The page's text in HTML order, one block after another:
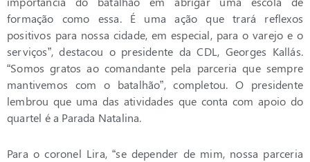
formação como essa. É uma ação que trará reflexos
positivos para nossa cidade, em especial, para o varejo e o
serviços”, destacou o presidente da CDL, Georges Kallás.
“Somos gratos ao comandante pela parceria que sempre
mantivemos com o batalhão”, completou. O presidente
lembrou que uma das atividades que conta com apoio do
quartel é a Parada Natalina.
Para o coronel Lira, “se depender de mim, nossa parceria